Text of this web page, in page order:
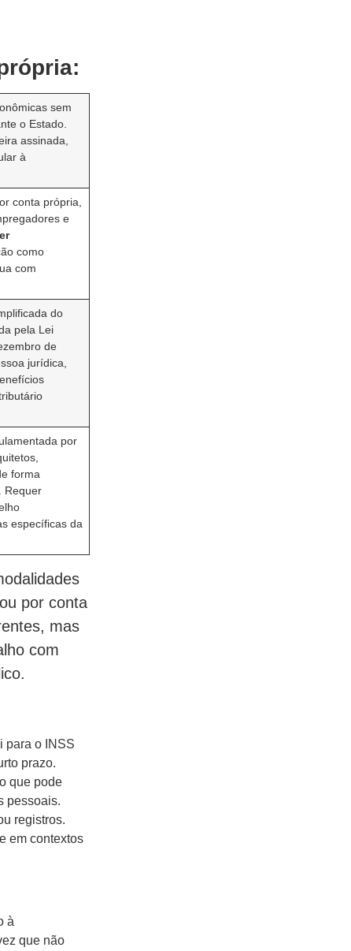
sem
o Estado.
assinada,
à
conta própria,
e
como
com
do
pela Lei
de
jurídica,
por
forma
Requer
específicas da
por conta
mas
com
para o INSS
prazo.
que pode
pessoais.
registros.
em contextos
à
que não